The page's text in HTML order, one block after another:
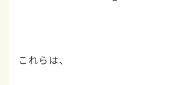
これらは、